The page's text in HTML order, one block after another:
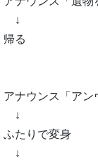
↓
帰る
アナウンス「アン
↓
ふたりで変身
↓